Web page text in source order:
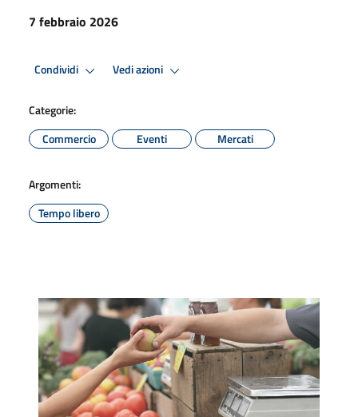
7 febbraio 2026
Condividi Vedi azioni
Categorie:
Commercio
Eventi Mercati
Argomenti:
Tempo libero